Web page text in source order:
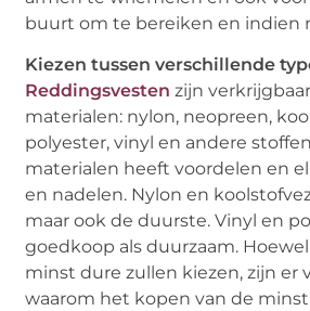
buurt om te bereiken en indien
Kiezen tussen verschillende
Reddingsvesten zijn
materialen: nylon, neopreen,
polyester, vinyl en andere
materialen heeft voordelen en
en nadelen. Nylon en
maar ook de duurste. Vinyl en
goedkoop als duurzaam.
minst dure zullen kiezen, zijn er
waarom het kopen van de